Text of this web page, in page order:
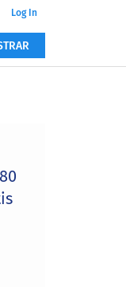
Log In